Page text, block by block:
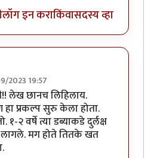
लॉग इन कराकिंवासदस्य व्हा
2023 19:57
लेख छानच लिहिलाय.
प्रकल्प सुरु केला होता.
२ वर्षे त्या डब्याकडे दुर्लक्ष
मग होते तितके खत